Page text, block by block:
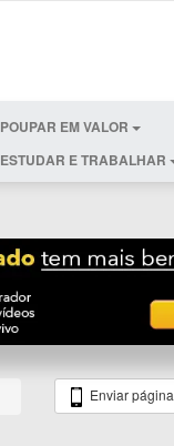
POUPAR EM VALOR
ESTUDAR E TRABALHAR
Enviar página